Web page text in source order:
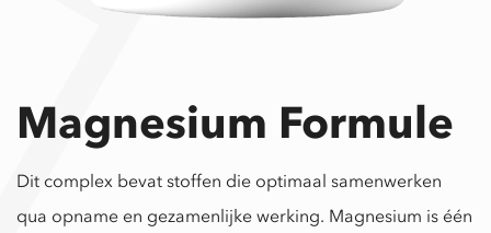
Magnesium Formule
Dit complex bevat stoffen die optimaal samenwerken
qua opname en gezamenlijke werking. Magnesium is één